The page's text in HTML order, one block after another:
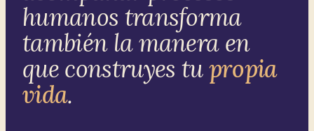
humanos transforma
también la manera en
que construyes tupropia
vida.